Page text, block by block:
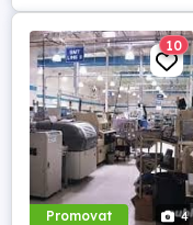
Promovat 4
10